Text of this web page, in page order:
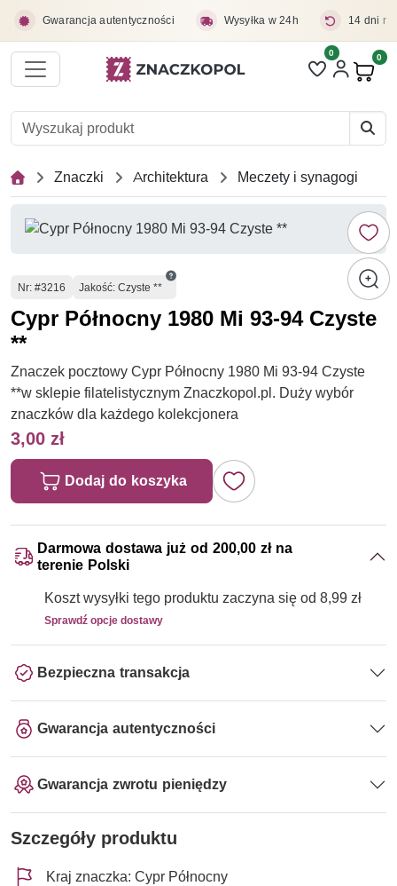
Gwarancja autentyczności Wysyłka w 24h 14 dni
Liczba pozycji
0 0
Znaczki Architektura Meczety i synagogi
Numer
Nr: #3216 Jakość: Czyste **
Cypr Północny 1980 Mi 93-94 Czyste
**
Znaczek pocztowy Cypr Północny 1980 Mi 93-94 Czyste
**w sklepie filatelistycznym Znaczkopol.pl. Duży wybór
znaczków dla każdego kolekcjonera
3,00 zł
Dodaj do koszyka
Darmowa dostawa już od 200,00 zł na
terenie Polski
Koszt wysyłki tego produktu zaczyna się od 8,99 zł
Sprawdź opcje dostawy
Bezpieczna transakcja
Gwarancja autentyczności
Gwarancja zwrotu pieniędzy
Szczegóły produktu
Kraj znaczka: Cypr Północny